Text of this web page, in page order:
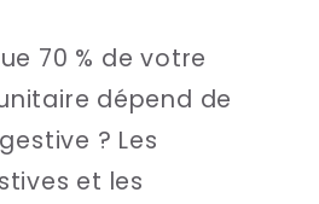
70 % de votre
dépend de
? Les
et les